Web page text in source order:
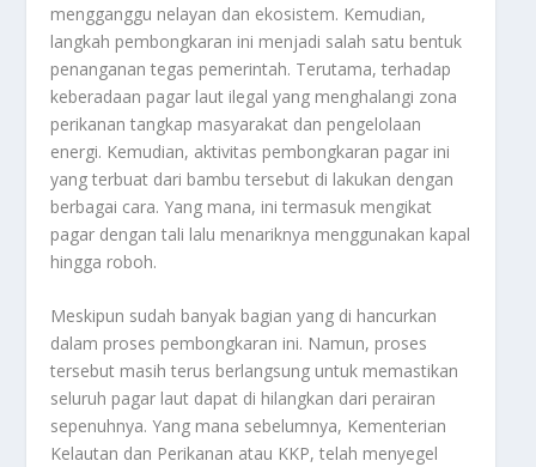
mengganggu nelayan dan ekosistem. Kemudian,
langkah pembongkaran ini menjadi salah satu bentuk
penanganan tegas pemerintah. Terutama, terhadap
keberadaan pagar laut ilegal yang menghalangi zona
perikanan tangkap masyarakat dan pengelolaan
energi. Kemudian, aktivitas pembongkaran pagar ini
yang terbuat dari bambu tersebut di lakukan dengan
berbagai cara. Yang mana, ini termasuk mengikat
pagar dengan tali lalu menariknya menggunakan kapal
hingga roboh.
Meskipun sudah banyak bagian yang di hancurkan
dalam proses pembongkaran ini. Namun, proses
tersebut masih terus berlangsung untuk memastikan
seluruh pagar laut dapat di hilangkan dari perairan
sepenuhnya. Yang mana sebelumnya, Kementerian
Kelautan dan Perikanan atau KKP, telah menyegel